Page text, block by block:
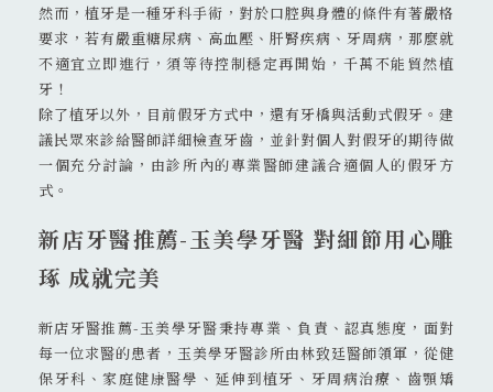
然而，植牙是一種牙科手術，對於口腔與身體的條件有著嚴格
要求，若有嚴重糖尿病、高血壓、肝腎疾病、牙周病，那麼就
不適宜立即進行，須等待控制穩定再開始，千萬不能貿然植
牙！
除了植牙以外，目前假牙方式中，還有牙橋與活動式假牙。建
議民眾來診給醫師詳細檢查牙齒，並針對個人對假牙的期待做
一個充分討論，由診所內的專業醫師建議合適個人的假牙方
式。
新店牙醫推薦-玉美學牙醫 對細節用心雕
琢 成就完美
新店牙醫推薦-玉美學牙醫秉持專業、負責、認真態度，面對
每一位求醫的患者，玉美學牙醫診所由林致廷醫師領軍，從健
保牙科、家庭健康醫學、延伸到植牙、牙周病治療、齒顎矯